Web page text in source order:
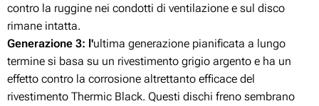
contro la ruggine nei condotti di ventilazione e sul disco
rimane intatta.
Generazione 3: l'ultima generazione pianificata a lungo
termine si basa su un rivestimento grigio argento e ha un
effetto contro la corrosione altrettanto efficace del
rivestimento Thermic Black. Questi dischi freno sembrano